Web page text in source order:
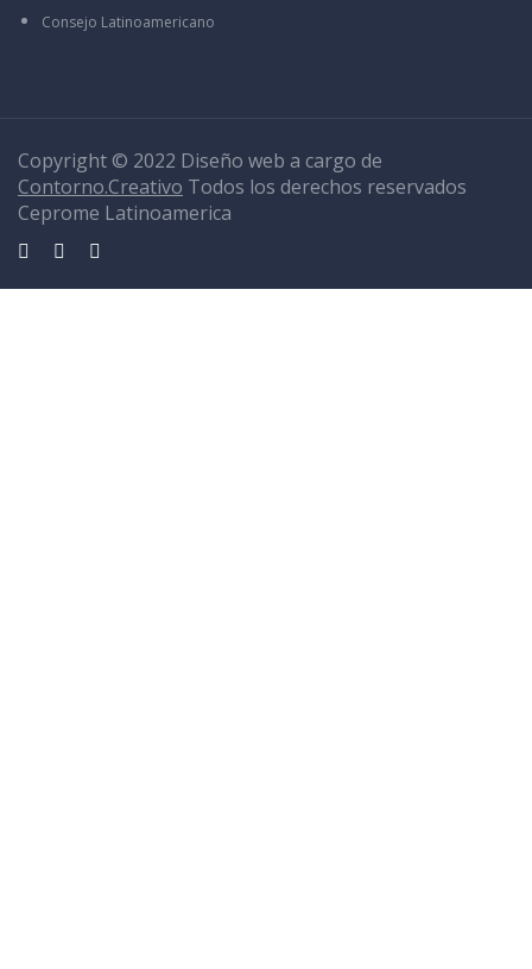
Consejo Latinoamericano
Copyright © 2022 Diseño web a cargo de
Contorno.Creativo Todos los derechos reservados
Ceprome Latinoamerica